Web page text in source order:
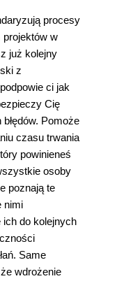
procesy
projektów w
już kolejny
z
ci jak
Cię
Pomoże
czasu trwania
powinieneś
osoby
poznają te
nimi
do kolejnych
Same
wdrożenie